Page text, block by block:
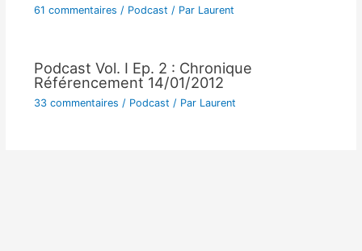
61 commentaires / Podcast / Par Laurent
Podcast Vol. I Ep. 2 : Chronique
Référencement 14/01/2012
33 commentaires / Podcast / Par Laurent